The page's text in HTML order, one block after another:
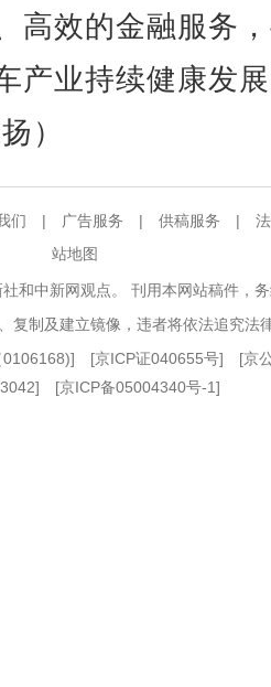
高效的金融服务
产业持续健康发
）
们 | 广告服务 | 供稿服务 |
站地图
和中新网观点。 刊用本网站稿件，
复制及建立镜像，违者将依法追究法
0106168)] [京ICP证040655号] [京
[京ICP备05004340号-1]